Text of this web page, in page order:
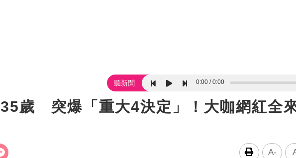
聽新聞 0:00 0:00
歲 突爆「重大4決定」！大咖網紅全
A-